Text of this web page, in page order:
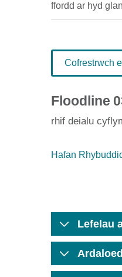
ffordd ar hyd
Cofrestrwch
Floodline
rhif deialu
Hafan
Lefelau